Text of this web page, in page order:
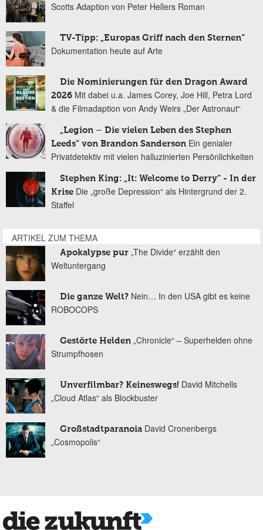
Scotts Adaption von Peter Hellers Roman
TV-Tipp: „Europas Griff nach den Sternen“
Dokumentation heute auf Arte
Die Nominierungen für den Dragon Award
2026 Mit dabei u.a. James Corey, Joe Hill, Petra Lord
& die Filmadaption von Andy Weirs „Der Astronaut“
„Legion – Die vielen Leben des Stephen
Leeds“ von Brandon Sanderson Ein genialer
Privatdetektiv mit vielen halluzinierten Persönlichkeiten
Stephen King: „It: Welcome to Derry“ - In der
Krise Die „große Depression“ als Hintergrund der 2.
Staffel
ARTIKEL ZUM THEMA
Apokalypse pur „The Divide“ erzählt den
Weltuntergang
Die ganze Welt? Nein… In den USA gibt es keine
ROBOCOPS
Gestörte Helden „Chronicle“ – Superhelden ohne
Strumpfhosen
Unverfilmbar? Keineswegs! David Mitchells
„Cloud Atlas“ als Blockbuster
Großstadtparanoia David Cronenbergs
„Cosmopolis“